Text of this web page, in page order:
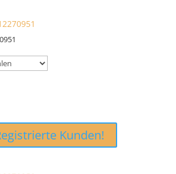
Kunden!